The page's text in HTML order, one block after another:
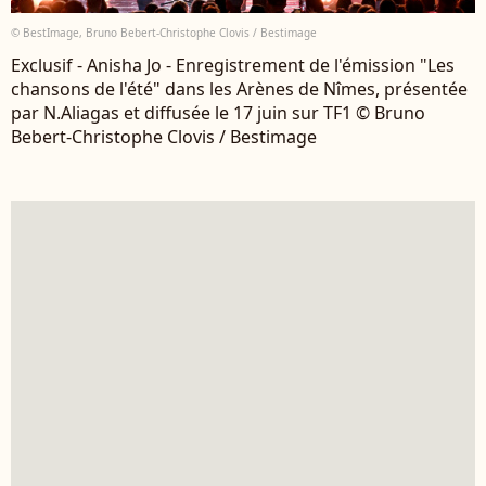
© BestImage, Bruno Bebert-Christophe Clovis / Bestimage
Exclusif - Anisha Jo - Enregistrement de l'émission "Les
chansons de l'été" dans les Arènes de Nîmes, présentée
par N.Aliagas et diffusée le 17 juin sur TF1 © Bruno
Bebert-Christophe Clovis / Bestimage